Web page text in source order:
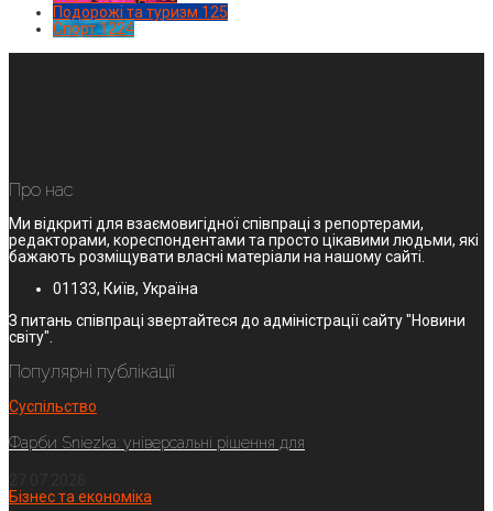
Подорожі та туризм 125
Спорт1224
Про нас
Ми відкриті для взаємовигідної співпраці з репортерами,
редакторами, кореспондентами та просто цікавими людьми, які
бажають розміщувати власні матеріали на нашому сайті.
01133, Київ, Україна
З питань співпраці звертайтеся до адміністрації сайту "Новини
світу".
Популярні публікації
Суспільство
Фарби Sniezka: універсальні рішення для
Бізнес та економіка